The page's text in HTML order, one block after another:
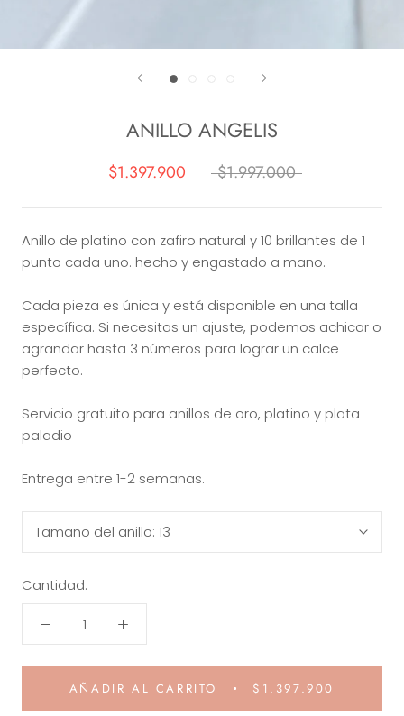
ANILLO ANGELIS
$1.397.900 $1.997.000
Anillo de platino con zafiro natural y 10 brillantes de 1
punto cada uno. hecho y engastado a mano.
Cada pieza es única y está disponible en una talla
específica. Si necesitas un ajuste, podemos achicar o
agrandar hasta 3 números para lograr un calce
perfecto.
Servicio gratuito para anillos de oro, platino y plata
paladio
Entrega entre 1-2 semanas.
Tamaño del anillo: 13
Cantidad:
AÑADIR AL CARRITO $1.397.900